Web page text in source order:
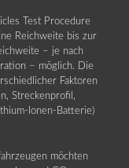
Test Procedure
Reichweite bis zur
– je nach
– möglich. Die
Faktoren
Streckenprofil,
Ionen-Batterie)
möchten